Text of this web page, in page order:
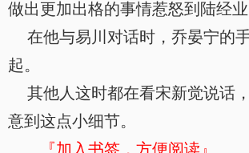
做出更加出格的事情惹怒到陆经业
在他与易川对话时，乔晏宁的
起。
其他人这时都在看宋新觉说话
意到这点小细节。
『加入书签，方便阅读』